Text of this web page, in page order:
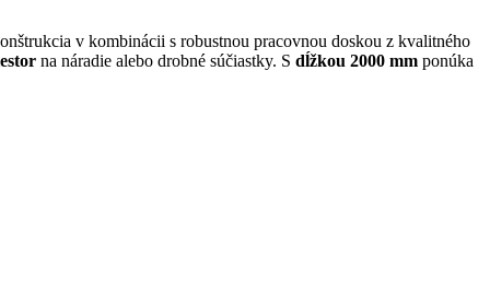
v kombinácii s robustnou pracovnou doskou z kvalitného
na náradie alebo drobné súčiastky. S dĺžkou 2000 mm ponúka